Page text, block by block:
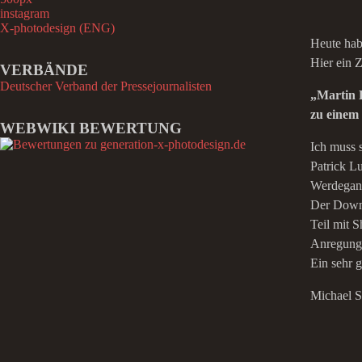
n
a
:
instagram
X-photodesign (ENG)
VERBÄNDE
Deutscher Verband der Pressejournalisten
WEBWIKI BEWERTUNG
Heute
Hier ein
„Martin
zu
Ich muss
Patrick
Der
Teil mit
Ein sehr
Michael